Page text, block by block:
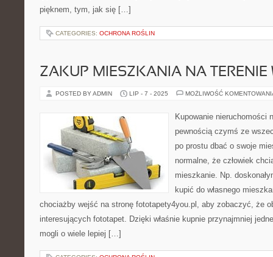
pięknem, tym, jak się […]
CATEGORIES: OCHRONA ROŚLIN
ZAKUP MIESZKANIA NA TERENIE
POSTED BY ADMIN LIP - 7 - 2025 MOŻLIWOŚĆ
Kupowanie nieruchomości
pewnością czymś ze
po prostu dbać o swoje
normalne, że człowiek
mieszkanie. Np.
kupić do własnego
chociażby wejść na stronę fototapety4you.pl, aby zobaczyć, że
interesujących fototapet. Dzięki właśnie kupnie przynajmniej
mogli o wiele lepiej […]